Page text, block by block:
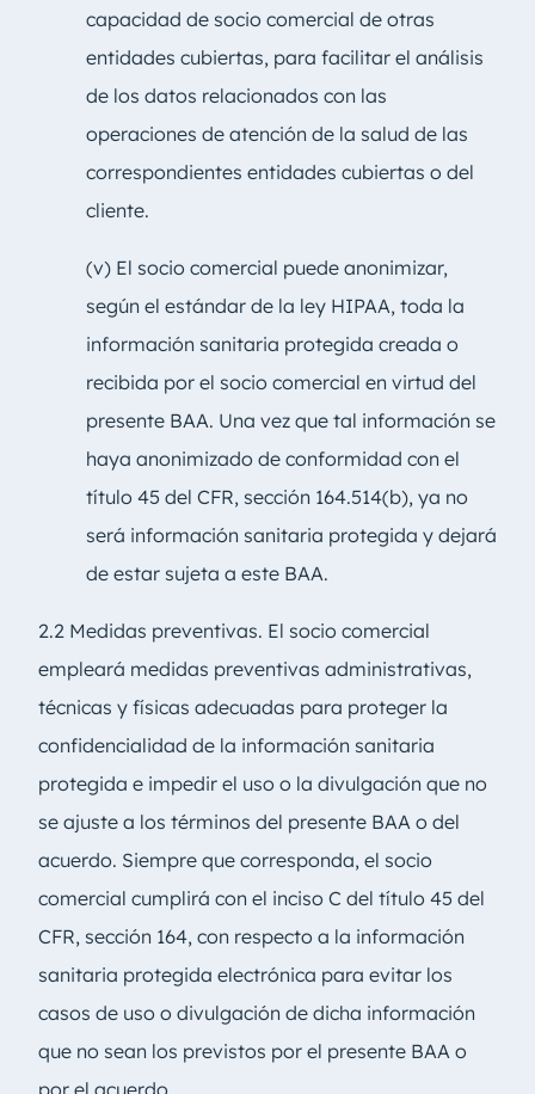
capacidad de socio comercial de otras
entidades cubiertas, para facilitar el análisis
de los datos relacionados con las
operaciones de atención de la salud de las
correspondientes entidades cubiertas o del
cliente.
(v) El socio comercial puede anonimizar,
según el estándar de la ley HIPAA, toda la
información sanitaria protegida creada o
recibida por el socio comercial en virtud del
presente BAA. Una vez que tal información se
haya anonimizado de conformidad con el
título 45 del CFR, sección 164.514(b), ya no
será información sanitaria protegida y dejará
de estar sujeta a este BAA.
2.2 Medidas preventivas. El socio comercial
empleará medidas preventivas administrativas,
técnicas y físicas adecuadas para proteger la
confidencialidad de la información sanitaria
protegida e impedir el uso o la divulgación que no
se ajuste a los términos del presente BAA o del
acuerdo. Siempre que corresponda, el socio
comercial cumplirá con el inciso C del título 45 del
CFR, sección 164, con respecto a la información
sanitaria protegida electrónica para evitar los
casos de uso o divulgación de dicha información
que no sean los previstos por el presente BAA o
por el acuerdo.